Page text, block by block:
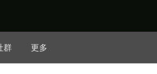
群 更多